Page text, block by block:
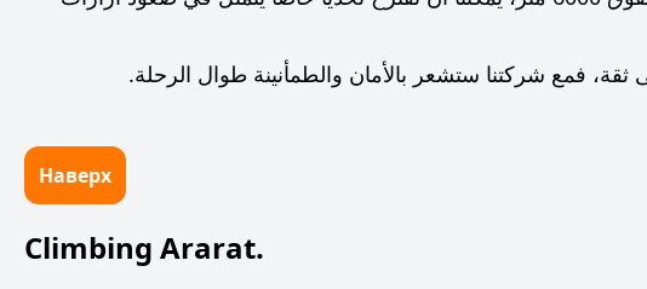
فمع شركتنا ستشعر بالأمان والطمأنينة طوال الرحلة.
Наверх
Climbing Ararat.